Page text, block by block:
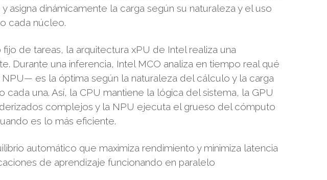
asigna dinámicamente la carga según su naturaleza y el uso
cada núcleo.
de tareas, la arquitectura xPU de Intel realiza una
Durante una inferencia, Intel MCO analiza en tiempo real qué
es la óptima según la naturaleza del cálculo y la carga
cada una. Así, la CPU mantiene la lógica del sistema, la GPU
complejos y la NPU ejecuta el grueso del cómputo
es lo más eficiente.
automático que maximiza rendimiento y minimiza latencia
de aprendizaje funcionando en paralelo